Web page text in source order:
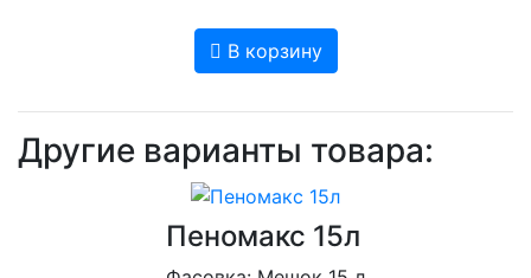
В корзину
Другие варианты товара:
Пеномакс 15л